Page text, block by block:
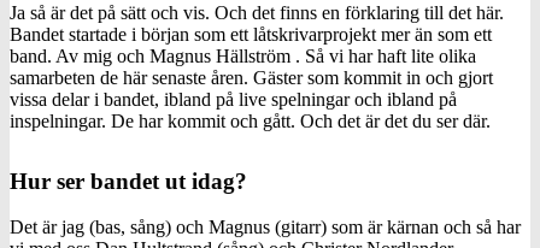
Ja så är det på sätt och vis. Och det finns en förklaring till det här.
Bandet startade i början som ett låtskrivarprojekt mer än som ett
band. Av mig och Magnus Hällström . Så vi har haft lite olika
samarbeten de här senaste åren. Gäster som kommit in och gjort
vissa delar i bandet, ibland på live spelningar och ibland på
inspelningar. De har kommit och gått. Och det är det du ser där.
Hur ser bandet ut idag?
Det är jag (bas, sång) och Magnus (gitarr) som är kärnan och så har